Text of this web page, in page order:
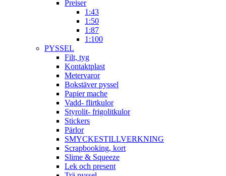
Preiser
1:43
1:50
1:87
1:100
PYSSEL
Filt, tyg
Kontaktplast
Metervaror
Bokstäver pyssel
Papier mache
Vadd- flirtkulor
Styrolit- frigolitkulor
Stickers
Pärlor
SMYCKESTILLVERKNING
Scrapbooking, kort
Slime & Squeeze
Lek och present